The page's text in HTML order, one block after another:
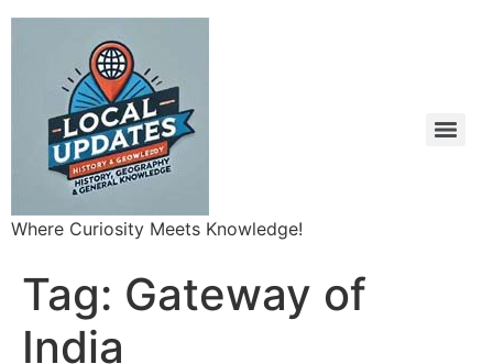
Where Curiosity Meets Knowledge!
Tag: Gateway of
India